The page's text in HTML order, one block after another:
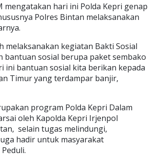
mengatakan hari ini Polda Kepri genap
Polres Bintan melaksanakan
melaksanakan kegiatan Bakti Sosial
sosial berupa paket sembako
ini bantuan sosial kita berikan kepada
Timur yang terdampar banjir,
program Polda Kepri Dalam
oleh Kapolda Kepri Irjenpol
selain tugas melindungi,
hadir untuk masyarakat